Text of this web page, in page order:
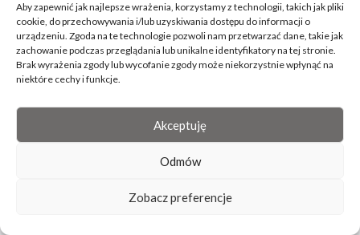
Aby zapewnić jak najlepsze wrażenia, korzystamy z technologii, takich jak pliki
cookie, do przechowywania i/lub uzyskiwania dostępu do informacji o
urządzeniu. Zgoda na te technologie pozwoli nam przetwarzać dane, takie jak
zachowanie podczas przeglądania lub unikalne identyfikatory na tej stronie.
Brak wyrażenia zgody lub wycofanie zgody może niekorzystnie wpłynąć na
niektóre cechy i funkcje.
Akceptuję
Odmów
Zobacz preferencje
PRODUKTY
KONTAKT
BLOG
© 2026 Vzorcovnia site by bilbil.pl